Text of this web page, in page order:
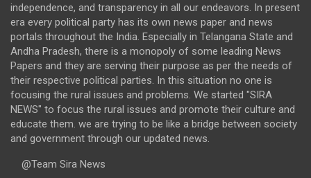
independence, and transparency in all our endeavors. In present
era every political party has its own news paper and news
portals throughout the India. Especially in Telangana State and
Andha Pradesh, there is a monopoly of some leading News
Papers and they are serving their purpose as per the needs of
their respective political parties. In this situation no one is
focusing the rural issues and problems. We started "SIRA
NEWS" to focus the rural issues and promote their culture and
educate them. we are trying to be like a bridge between society
and government through our updated news.
@Team Sira News